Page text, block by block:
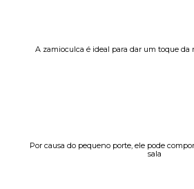
A zamioculca é ideal para dar um toque da
Por causa do pequeno porte, ele pode
sala